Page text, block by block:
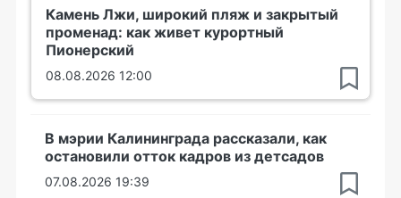
Камень Лжи, широкий пляж и закрытый
променад: как живет курортный
Пионерский
08.08.2026 12:00
В мэрии Калининграда рассказали, как
остановили отток кадров из детсадов
07.08.2026 19:39